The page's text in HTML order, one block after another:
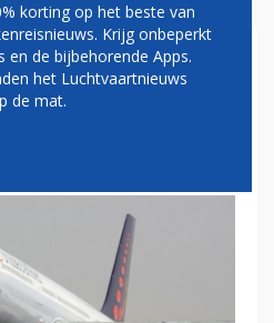
VAKER
EN
korting op het beste van
Krijg onbeperkt
de bijbehorende Apps.
het Luchtvaartnieuws
de mat.